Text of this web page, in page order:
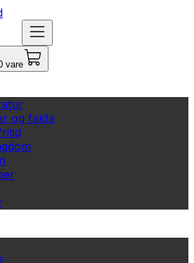
vare
og fakta